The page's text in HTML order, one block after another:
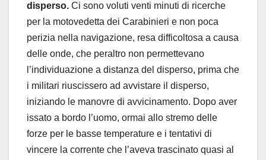
disperso. Ci sono voluti venti minuti di ricerche
per la motovedetta dei Carabinieri e non poca
perizia nella navigazione, resa difficoltosa a causa
delle onde, che peraltro non permettevano
l’individuazione a distanza del disperso, prima che
i militari riuscissero ad avvistare il disperso,
iniziando le manovre di avvicinamento. Dopo aver
issato a bordo l’uomo, ormai allo stremo delle
forze per le basse temperature e i tentativi di
vincere la corrente che l’aveva trascinato quasi al